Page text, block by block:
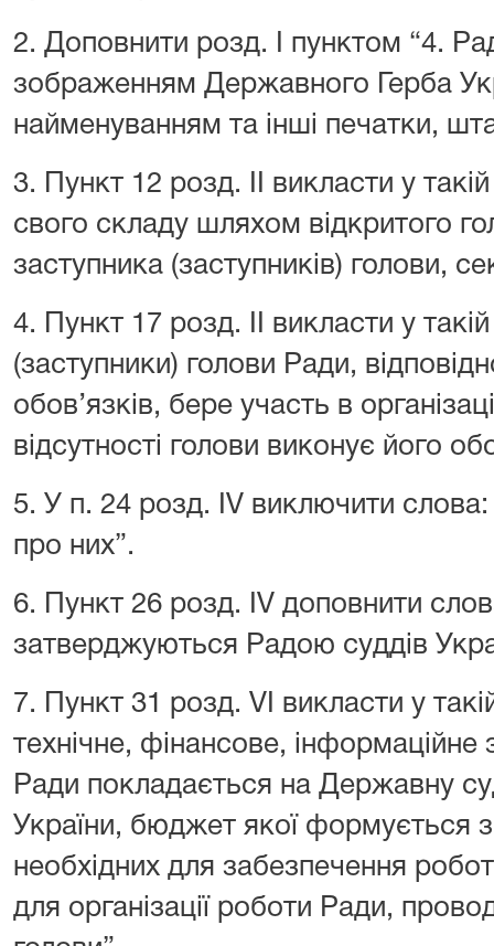
2. Доповнити розд. І пунктом “4.
зображенням Державного Герба
найменуванням та інші печатки,
3. Пункт 12 розд. ІІ викласти у
свого складу шляхом відкритого
заступника (заступників) голови,
4. Пункт 17 розд. ІІ викласти у
(заступники) голови Ради,
обов’язків, бере участь в
відсутності голови виконує його
5. У п. 24 розд. ІV виключити
про них”.
6. Пункт 26 розд. ІV доповнити
затверджуються Радою суддів
7. Пункт 31 розд. VІ викласти у
технічне, фінансове, інформаційне
Ради покладається на Державну
України, бюджет якої формується
необхідних для забезпечення
для організації роботи Ради,